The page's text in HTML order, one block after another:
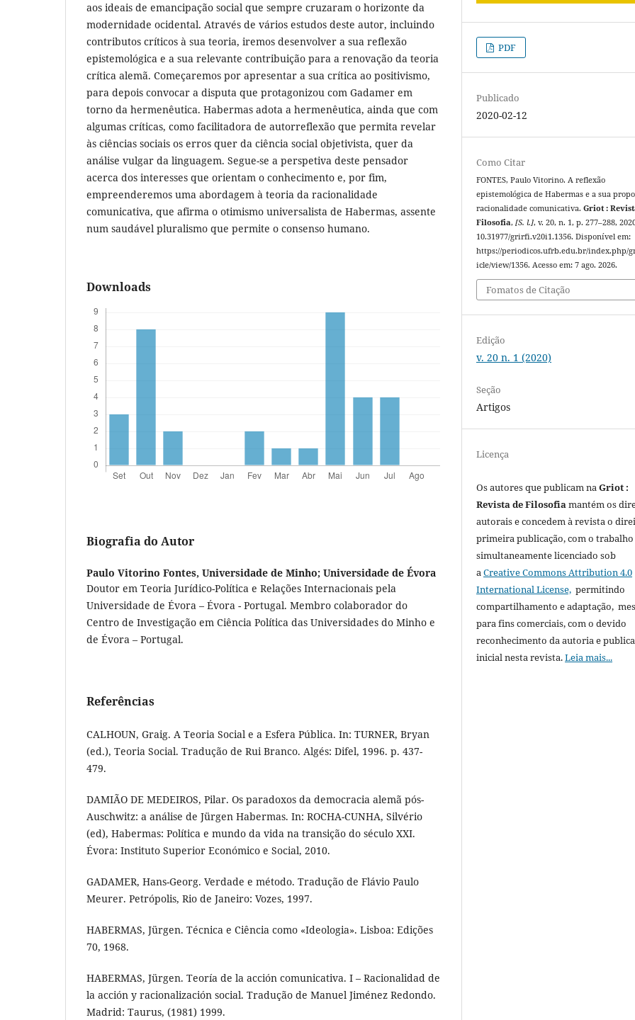
aos ideais de emancipação social que sempre cruzaram o horizonte da
modernidade ocidental. Através de vários estudos deste autor, incluindo
contributos críticos à sua teoria, iremos desenvolver a sua reflexão
epistemológica e a sua relevante contribuição para a renovação da teoria
crítica alemã. Começaremos por apresentar a sua crítica ao positivismo,
para depois convocar a disputa que protagonizou com Gadamer em
torno da hermenêutica. Habermas adota a hermenêutica, ainda que com
algumas críticas, como facilitadora de autorreflexão que permita revelar
às ciências sociais os erros quer da ciência social objetivista, quer da
análise vulgar da linguagem. Segue-se a perspetiva deste pensador
acerca dos interesses que orientam o conhecimento e, por fim,
empreenderemos uma abordagem à teoria da racionalidade
comunicativa, que afirma o otimismo universalista de Habermas, assente
num saudável pluralismo que permite o consenso humano.
Downloads
Biografia do Autor
Paulo Vitorino Fontes, Universidade de Minho; Universidade de Évora
Doutor em Teoria Jurídico-Política e Relações Internacionais pela
Universidade de Évora – Évora - Portugal. Membro colaborador do
Centro de Investigação em Ciência Política das Universidades do Minho e
de Évora – Portugal.
Referências
CALHOUN, Graig. A Teoria Social e a Esfera Pública. In: TURNER, Bryan
(ed.), Teoria Social. Tradução de Rui Branco. Algés: Difel, 1996. p. 437-
479.
DAMIÃO DE MEDEIROS, Pilar. Os paradoxos da democracia alemã pós-
Auschwitz: a análise de Jürgen Habermas. In: ROCHA-CUNHA, Silvério
(ed), Habermas: Política e mundo da vida na transição do século XXI.
Évora: Instituto Superior Económico e Social, 2010.
GADAMER, Hans-Georg. Verdade e método. Tradução de Flávio Paulo
Meurer. Petrópolis, Rio de Janeiro: Vozes, 1997.
HABERMAS, Jürgen. Técnica e Ciência como «Ideologia». Lisboa: Edições
70, 1968.
HABERMAS, Jürgen. Teoría de la acción comunicativa. I – Racionalidad de
la acción y racionalización social. Tradução de Manuel Jiménez Redondo.
Madrid: Taurus, (1981) 1999.
PDF
Publicado
2020-02-12
Como Citar
FONTES, Paulo Vitorino. A reflexão
epistemológica de Habermas e a sua
racionalidade comunicativa.Griot :
Filosofia,[S. l.], v. 20, n. 1, p. 277–288,
10.31977/grirfi.v20i1.1356. Disponível em:
https://periodicos.ufrb.edu.br/index.php/
icle/view/1356. Acesso em: 7 ago. 2026.
Fomatos de Citação
Edição
v. 20 n. 1 (2020)
Seção
Artigos
Licença
Os autores que publicam naGriot :
Revista de Filosofiamantém os
autorais e concedem à revista o
primeira publicação, com o trabalho
simultaneamente licenciado sob
aCreative Commons Attribution 4.0
International License, permitindo
compartilhamento e adaptação,
para fins comerciais, com o devido
reconhecimento da autoria e
inicial nesta revista.Leia mais...